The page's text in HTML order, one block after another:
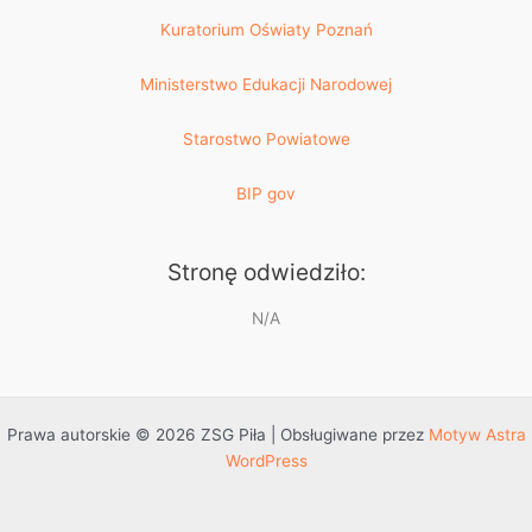
Kuratorium Oświaty Poznań
Ministerstwo Edukacji Narodowej
Starostwo Powiatowe
BIP gov
Stronę odwiedziło:
N/A
Prawa autorskie © 2026 ZSG Piła | Obsługiwane przez Motyw Astra
WordPress